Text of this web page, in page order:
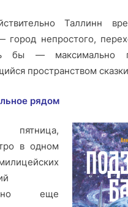
Таллинн
город непростого,
бы — максимально
пространством
рядом
пятница,
в одном
еще